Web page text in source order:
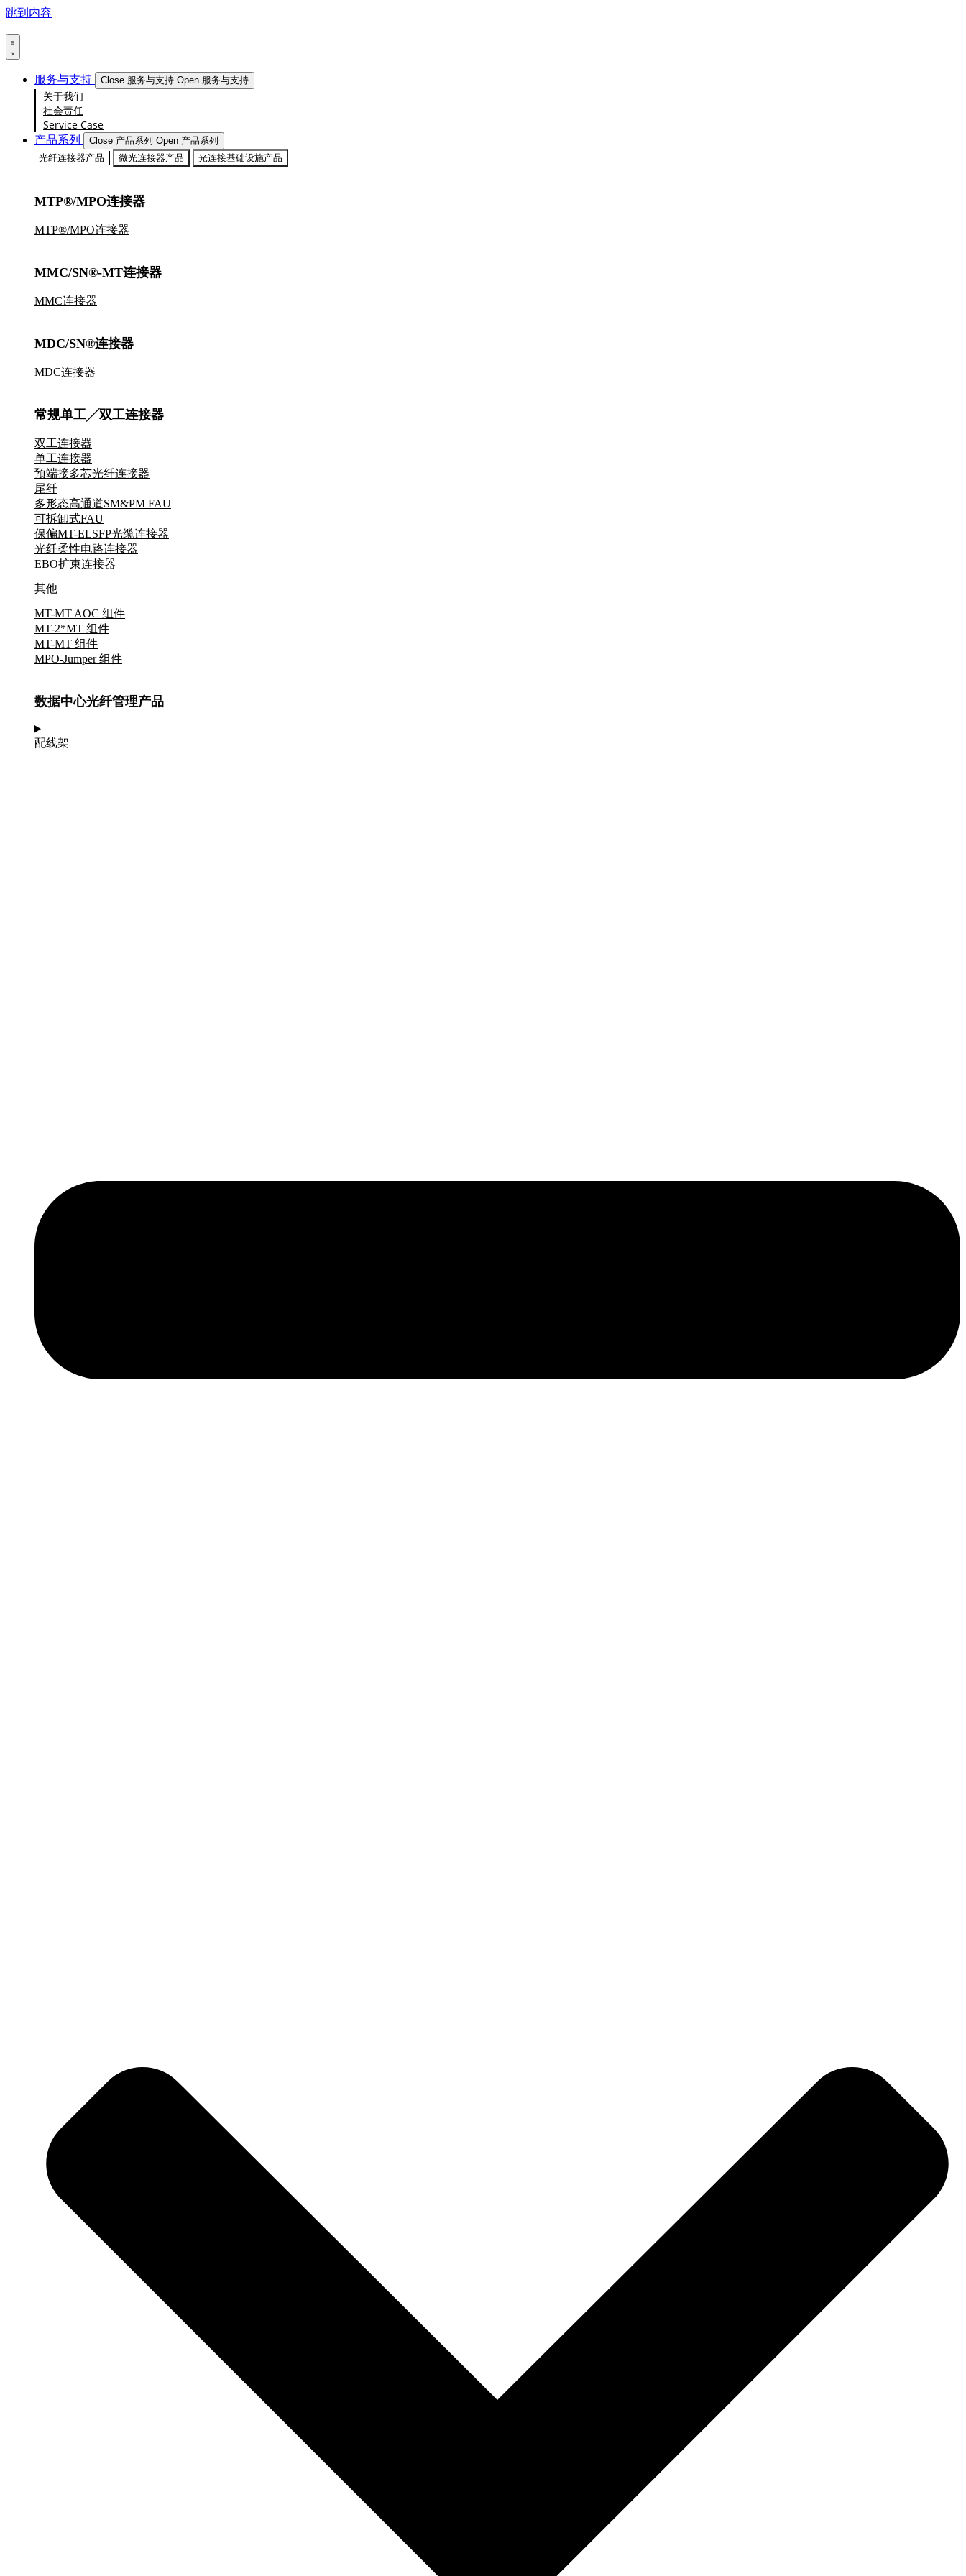
跳到内容
服务与支持 Close 服务与支持 Open 服务与支持
关于我们
社会责任
Service Case
产品系列 Close 产品系列 Open 产品系列
光纤连接器产品
微光连接器产品 光连接基础设施产品
MTP®/MPO连接器
MTP®/MPO连接器
MMC/SN®-MT连接器
MMC连接器
MDC/SN®连接器
MDC连接器
常规单工╱双工连接器
双工连接器
单工连接器
预端接多芯光纤连接器
尾纤
多形态高通道SM&PM FAU
可拆卸式FAU
保偏MT-ELSFP光缆连接器
光纤柔性电路连接器
EBO扩束连接器
其他
MT-MT AOC 组件
MT-2*MT 组件
MT-MT 组件
MPO-Jumper 组件
数据中心光纤管理产品
配线架